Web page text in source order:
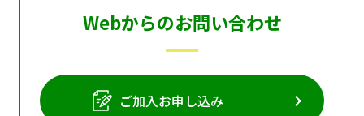
Webからのお問い合わせ
ご加入お申し込み